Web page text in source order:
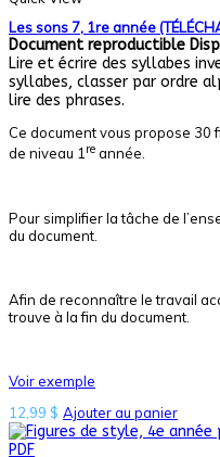
Les sons 7, 1re année
Document reproductible
Lire et écrire des syllabes
syllabes, classer par ordre
lire des phrases.
Ce document vous propose 30
de niveau 1re année.
Pour simplifier la tâche de
du document.
Afin de reconnaître le travail
trouve à la fin du document.
Voir exemple
12,99 $ Ajouter au panier